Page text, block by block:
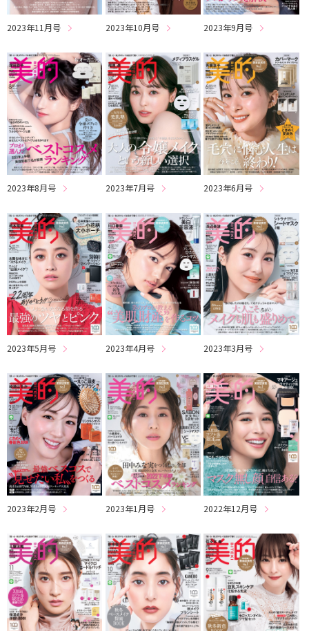
2023年11月号 2023年10月号 2023年9月号
2023年8月号 2023年7月号 2023年6月号
2023年5月号 2023年4月号 2023年3月号
2023年2月号 2023年1月号 2022年12月号